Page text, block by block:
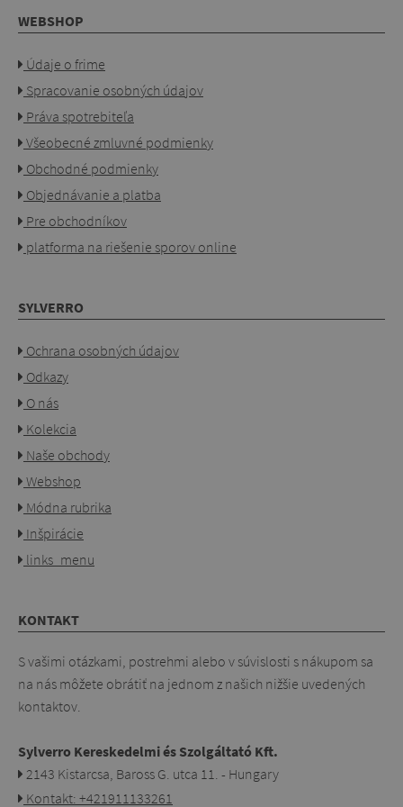
WEBSHOP
Údaje o frime
Spracovanie osobných údajov
Práva spotrebiteľa
Všeobecné zmluvné podmienky
Obchodné podmienky
Objednávanie a platba
Pre obchodníkov
platforma na riešenie sporov online
SYLVERRO
Ochrana osobných údajov
Odkazy
O nás
Kolekcia
Naše obchody
Webshop
Módna rubrika
Inšpirácie
links_menu
KONTAKT
S vašimi otázkami, postrehmi alebo v súvislosti s nákupom sa
na nás môžete obrátiť na jednom z našich nižšie uvedených
kontaktov.
Sylverro Kereskedelmi és Szolgáltató Kft.
2143 Kistarcsa, Baross G. utca 11. - Hungary
Kontakt: +421911133261